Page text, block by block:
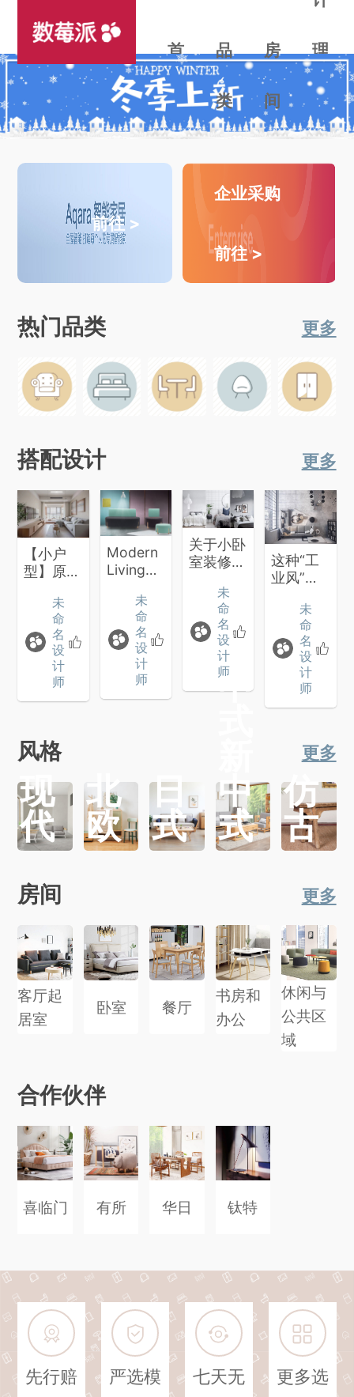
首
页
品
类
房
间
理
念
前往 >
企业采购
前往 >
热门品类 更多
搭配设计 更多
【小户
型】原木
设计未
命
名
设
计
师
Modern
Living
代起居室
未
命
名
设
计
师
关于小卧
室装修的
未
命
名
设
计
师
这种“工
业风”的
有没有吸
引你呢？
未
命
名
设
计
师
风格 更多
现
代
北
欧
日
式
中
中
式
仿
古
房间 更多
客厅起
居室
卧室 餐厅
书房和
办公
休闲与
公共区
域
合作伙伴
喜临门 有所 华日 钛特
先行赔
严选模
七天无
更多选